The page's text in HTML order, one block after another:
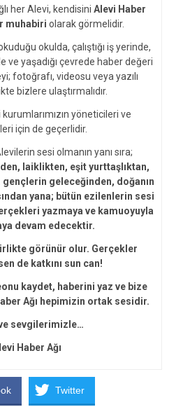
her Alevi, kendisini Alevi Haber
muhabiri olarak görmelidir.
okulda, çalıştığı iş yerinde,
ve yaşadığı çevrede haber değeri
fotoğrafı, videosu veya yazılı
bizlere ulaştırmalıdır.
kurumlarımızın yöneticileri ve
için de geçerlidir.
sesi olmanın yanı sıra;
laiklikten, eşit yurttaşlıktan,
gençlerin geleceğinden, doğanın
yana; bütün ezilenlerin sesi
yazmaya ve kamuoyuyla
devam edecektir.
görünür olur. Gerçekler
de katkını sun can!
kaydet, haberini yaz ve bize
Ağı hepimizin ortak sesidir.
sevgilerimizle…
Haber Ağı
Twitter